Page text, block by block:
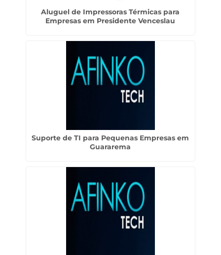
Aluguel de Impressoras Térmicas para
Empresas em Presidente Venceslau
Suporte de TI para Pequenas Empresas em
Guararema